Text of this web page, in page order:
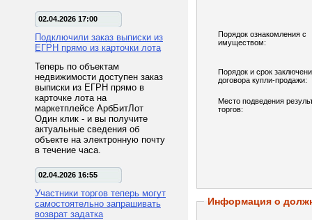
02.04.2026 17:00
Подключили заказ выписки из
ЕГРН прямо из карточки лота
Теперь по объектам
недвижимости доступен заказ
выписки из ЕГРН прямо в
карточке лота на
маркетплейсе АрбБитЛот
Один клик - и вы получите
актуальные сведения об
объекте на электронную почту
в течение часа.
02.04.2026 16:55
Участники торгов теперь могут
самостоятельно запрашивать
возврат задатка
Порядок ознакомления с
имуществом:
Порядок и срок
договора купли-продажи:
Место подведения
торгов:
Информация о